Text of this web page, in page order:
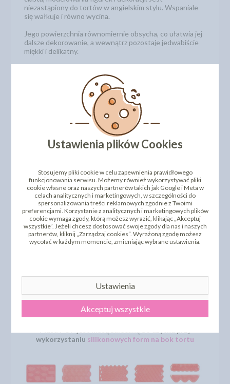
niezastąpiony do tortów w angielskim stylu. Wspaniale
się wałkuje i równo wycina.
Jego powierzchnia równomiernie obsycha, co ułatwia jej
dalsze dekorowanie, a wewnątrz pozostaje jedwabiście
miękki i delikatny.
Przed użyciem masa powinna zostać doprowadzona do
temperatury minimum 15°C. W celu obłożenia ciasta lub
tortu masę lekko uplastycznić poprzez ugniatanie i
wałkowanie do uzyskania odpowiedniej wielkości płata.
Podczas wałkowania, w przypadku, gdy masa będzie
przywierać do blatu roboczego, należy jego powierzchnię
lekko posypać mąką ziemniaczaną lub cukrem pudrem.
kremu, która zabezpiecza masę przed pochłanianiem
wilgoci z wnętrza.
Masę można również użyć do przygotowania dekoracji
cukierniczych. Po lekkim uplastycznieniu masę
modelować ręcznie lub poprzez użycie specjalistycznego
sprzętu cukierniczego.
Celem zabezpieczenia tortów pokrytych lukrem
plastycznym przed nawilżaniem od zewnątrz istnieje
możliwość przesmarowania lub natryśnięcia cienkiej
warstwy rozpuszczonego wcześniej 100% tłuszczu
Masa POP jest masą zalecaną do użytku przy
wykorzystaniu silikonowych form na bok tortu
Ustawienia plików Cookies
Stosujemy pliki cookie w celu zapewnienia prawidłowego
funkcjonowania serwisu. Możemy również wykorzystywać pliki
cookie własne oraz naszych partnerów takich jak Google i Meta w
celach analitycznych i marketingowych, w szczególności do
spersonalizowania treści reklamowych zgodnie z Twoimi
preferencjami. Korzystanie z analitycznych i marketingowych plików
cookie wymaga zgody, którą możesz wyrazić, klikając „Akceptuj
wszystkie”. Jeżeli chcesz dostosować swoje zgody dla nas i naszych
partnerów, kliknij „Zarządzaj cookies”. Wyrażoną zgodę możesz
wycofać w każdym momencie, zmieniając wybrane ustawienia.
Ustawienia
Akceptuj wszystkie